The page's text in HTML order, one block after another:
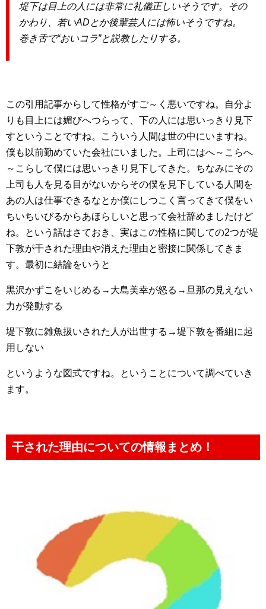
堤下は目上の人には非常に礼儀正しいそうです。その
かわり、若いADとか後輩芸人には怖いそうですね。
巻き舌で“おいコラ”と説教したりする。
この引用記事からして性格がすご～く悪いですね。自分よ
りも目上には媚びへつらって、下の人には思いっきり見下
すということですね。こういう人間は世の中にいますね。
僕も以前勤めていた会社にいました。上司にはへ～こらへ
～こらして僕には思いっきり見下してきた。ちなみにその
上司も人を見る目がないからその僕を見下している人間を
あの人は仕事できるなとか僕にしつこく言ってきて僕をい
ちいちいびるからあほらしいと思って会社辞めましたけど
ね。という話はさておき、実はこの性格に関しての2つが堤
下敦が干された理由や消えた理由と密接に関係してきま
す。最初に結論をいうと
黒沢かずこをいじめる→大島美幸が怒る→旦那の見えない
力が発動する
堤下敦に雑魚扱いされた人が出世する→堤下敦を番組に起
用しない
というような図式ですね。ということについて調べていき
ます。
干された理由についての情報まとめ！